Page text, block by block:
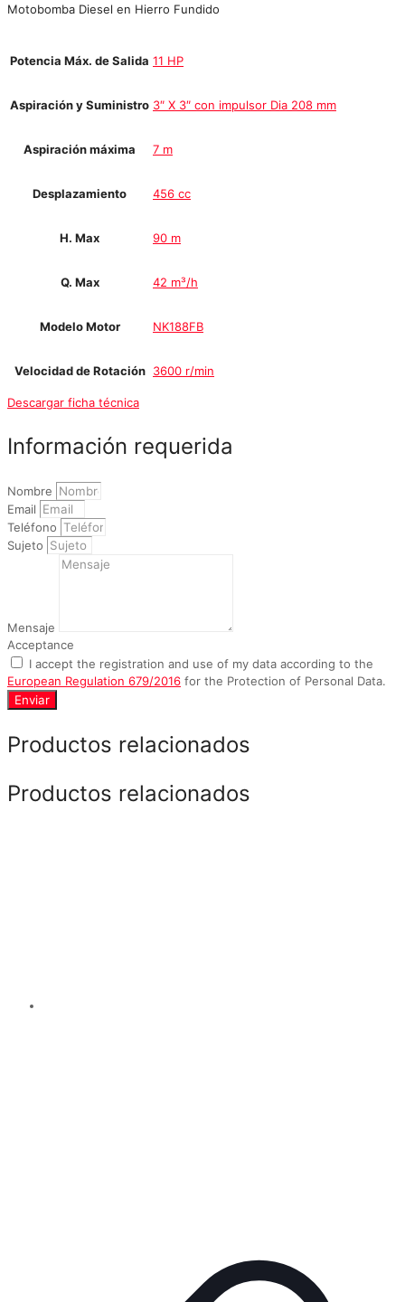
Motobomba Diesel en Hierro Fundido
Potencia Máx. de Salida 11 HP
Aspiración y Suministro 3″ X 3″ con impulsor Dia 208 mm
Aspiración máxima 7 m
Desplazamiento 456 cc
H. Max 90 m
Q. Max 42 m³/h
Modelo Motor NK188FB
Velocidad de Rotación 3600 r/min
Descargar ficha técnica
Información requerida
Nombre
Email
Teléfono
Sujeto
Mensaje
Acceptance
I accept the registration and use of my data according to the
European Regulation 679/2016 for the Protection of Personal Data.
Enviar
Productos relacionados
Productos relacionados